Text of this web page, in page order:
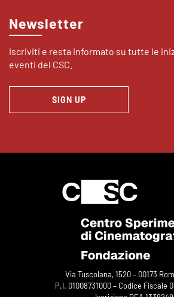
Newsletter
Iscriviti e resta informato su tutte le
eventi del CSC.
SIGN UP
Via Tuscolana, 1520 – 00173
P.I. 01008731000 – Codice Fiscale